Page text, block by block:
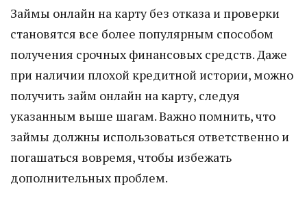
Займы онлайн на карту без отказа и проверки
становятся все более популярным способом
получения срочных финансовых средств. Даже
при наличии плохой кредитной истории, можно
получить займ онлайн на карту, следуя
указанным выше шагам. Важно помнить, что
займы должны использоваться ответственно и
погашаться вовремя, чтобы избежать
дополнительных проблем.